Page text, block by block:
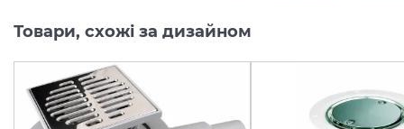
Товари, схожі за дизайном